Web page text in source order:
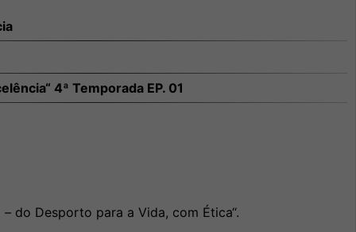
4ª Temporada EP. 01
do Desporto para a Vida, com Ética“.